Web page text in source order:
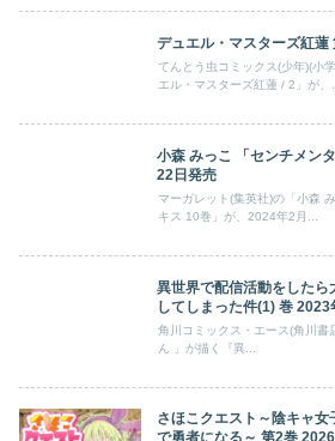
デュエル・マスターズ紅
てんとう虫コミックス(少年)(小
エル・マスターズ紅蓮 / 2」が、...
小森 みっこ 「センチメン
22日発売
マーガレット(集英社)の「小森
キス 10巻」が、2024年2月...
異世界で配信活動をしたら
してしまった件(1) 巻
角川コミックス・エース(角川書
ん 」が描く『異...
さほこクエスト～陰キャ
で勇者になる～ 第2巻